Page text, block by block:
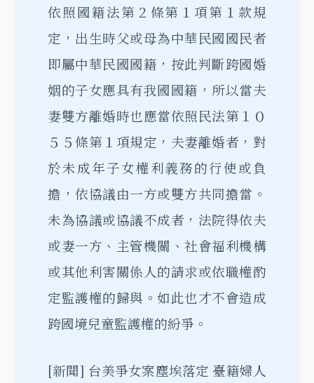
依照國籍法第２條第１項第１款規
定，出生時父或母為中華民國國民者
即屬中華民國國籍，按此判斷跨國婚
姻的子女應具有我國國籍，所以當夫
妻雙方離婚時也應當依照民法第１０
５５條第１項規定，夫妻離婚者，對
於未成年子女權利義務的行使或負
擔，依協議由一方或雙方共同擔當。
未為協議或協議不成者，法院得依夫
或妻一方、主管機關、社會福利機構
或其他利害關係人的請求或依職權酌
定監護權的歸與。如此也才不會造成
跨國境兒童監護權的紛爭。
[新聞] 台美爭女案塵埃落定 臺籍婦人